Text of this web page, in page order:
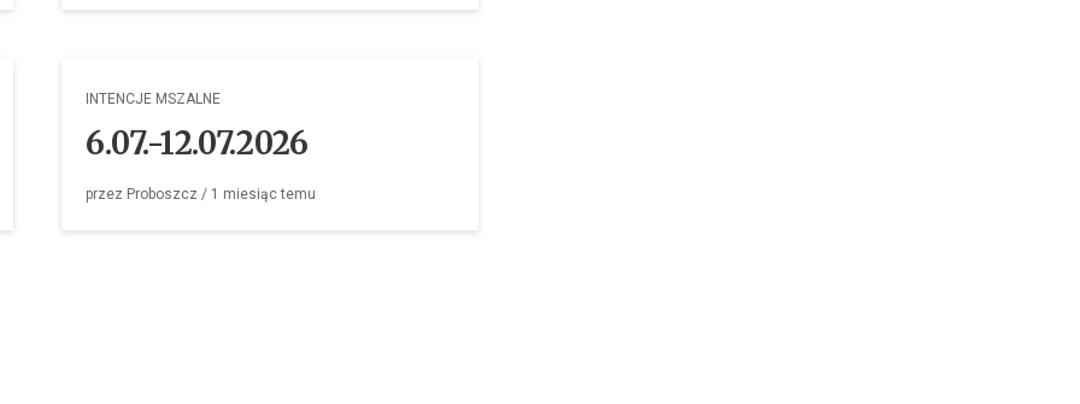
INTENCJE MSZALNE
6.07.-12.07.2026
przez Proboszcz / 1 miesiąctemu